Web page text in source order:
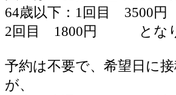
64歳以下：1回目 3500円
2回目 1800円 となり
予約は不要で、希望日に
が、